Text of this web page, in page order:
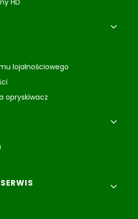
HD
lojalnościowego
opryskiwacz